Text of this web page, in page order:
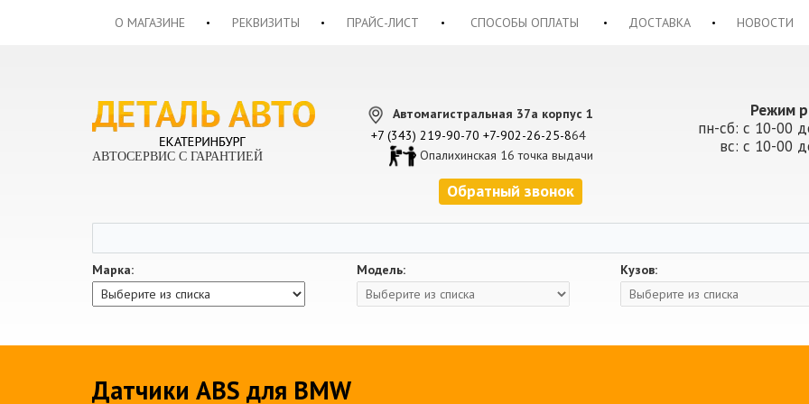
О МАГАЗИНЕ РЕКВИЗИТЫ ПРАЙС-ЛИСТ СПОСОБЫ ОПЛАТЫ ДОСТАВКА НОВОСТИ
АВТОСЕРВИС С ГАРАНТИЕЙ
Автомагистральная 37а корпус 1
+7 (343) 219-90-70 +7-902-26-25-864
Опалихинская 16 точка выдачи
Обратный звонок
Режим
пн-сб: с 10-00
вс: с 10-00
Марка: Модель: Кузов:
Датчики ABS для BMW